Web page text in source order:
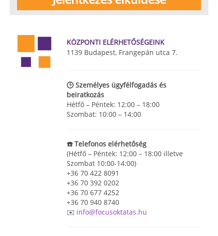
KÖZPONTI ELÉRHETŐSÉGEINK
1139 Budapest, Frangepán utca 7.
🕒 Személyes ügyfélfogadás és
beiratkozás
Hétfő – Péntek: 12:00 – 18:00
Szombat: 10:00 – 14:00
☎️ Telefonos elérhetőség
(Hétfő – Péntek: 12:00 – 18:00 illetve
Szombat 10:00-14:00)
+36 70 422 8091
+36 70 392 0202
+36 70 677 4252
+36 70 940 8740
✉️ info@focusoktatas.hu